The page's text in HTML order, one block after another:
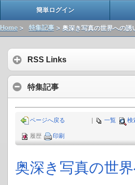
簡単ログイン
Home > 特集記事> 奥深き写真の世界への誘
RSS Links
特集記事
一覧 検
ページへ戻る
履歴 印刷
奥深き写真の世